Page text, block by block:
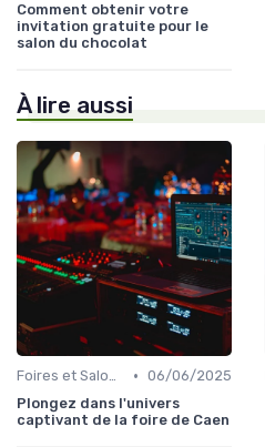
Comment obtenir votre
invitation gratuite pour le
salon du chocolat
À lire aussi
Foires et Salons Grand Public • 06/06/2025
Plongez dans l'univers
captivant de la foire de Caen